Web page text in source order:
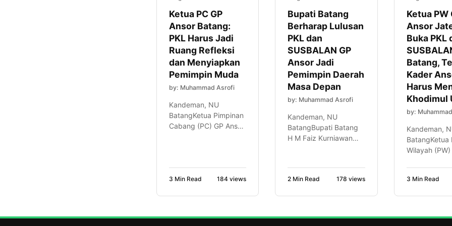
Ketua PC GP
Ansor Batang:
PKL Harus Jadi
Ruang Refleksi
dan Menyiapkan
Pemimpin Muda
by: Muhammad Asrofi
Kandeman, NU
BatangKetua Pimpinan
Cabang (PC) GP Ansor
bahwa Pelatihan
Kepemimpinan
ruang untuk
3 Min Read 184 views
Bupati Batang
Berharap Lulusan
PKL dan
SUSBALAN GP
Ansor Jadi
Pemimpin Daerah
Masa Depan
by: Muhammad Asrofi
Kandeman, NU
BatangBupati Batang
H M Faiz Kurniawan
Kepemimpinan
Lanjutan (PKL) dan
2 Min Read 178 views
Ketua PW
Ansor
Buka PKL
Batang,
Kader
Harus
Khodimul
by:
Kandeman,
BatangKetua
Wilayah
Muchammad
3 Min Read